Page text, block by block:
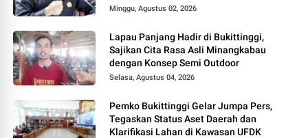
Minggu, Agustus 02, 2026
Lapau Panjang Hadir di Bukittinggi,
Sajikan Cita Rasa Asli Minangkabau
dengan Konsep Semi Outdoor
Selasa, Agustus 04, 2026
Pemko Bukittinggi Gelar Jumpa Pers,
Tegaskan Status Aset Daerah dan
Klarifikasi Lahan di Kawasan UFDK